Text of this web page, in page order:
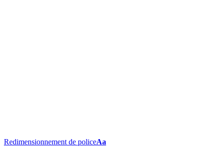
Redimensionnement de policeAa